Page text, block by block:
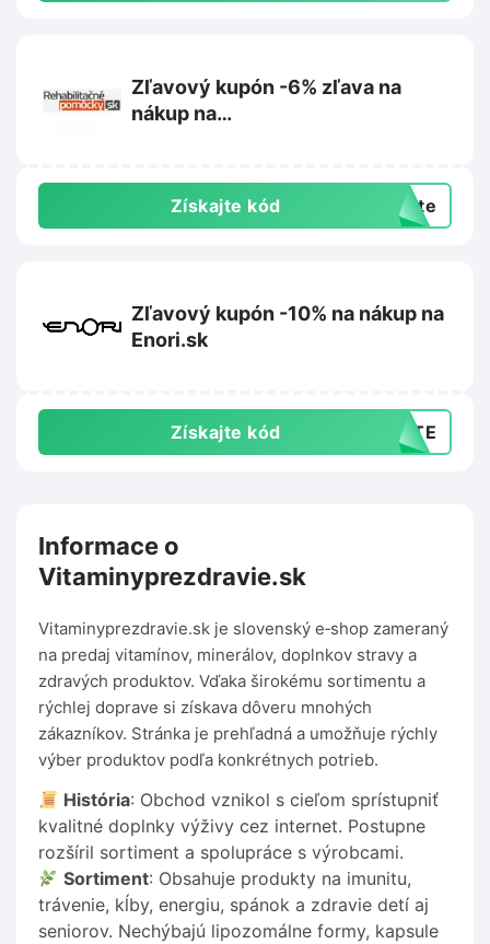
Zľavový kupón -6% zľava na
nákup na
Získajte kód exte
Zľavový kupón -10% na nákup na
Enori.sk
Získajte kód AJTE
Informace o
Vitaminyprezdravie.sk
Vitaminyprezdravie.sk je slovenský e‑shop zameraný
na predaj vitamínov, minerálov, doplnkov stravy a
zdravých produktov. Vďaka širokému sortimentu a
rýchlej doprave si získava dôveru mnohých
zákazníkov. Stránka je prehľadná a umožňuje rýchly
výber produktov podľa konkrétnych potrieb.
História: Obchod vznikol s cieľom sprístupniť
kvalitné doplnky výživy cez internet. Postupne
rozšíril sortiment a spolupráce s výrobcami.
Sortiment: Obsahuje produkty na imunitu,
trávenie, kĺby, energiu, spánok a zdravie detí aj
seniorov. Nechýbajú lipozomálne formy, kapsule